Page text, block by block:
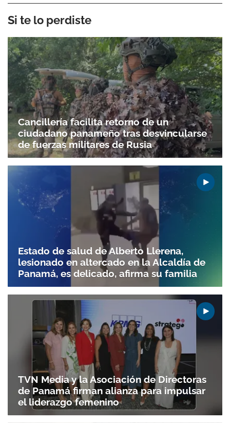
Si te lo perdiste
Cancillería facilita retorno de un
ciudadano panameño tras desvincularse
de fuerzas militares de Rusia
Estado de salud de Alberto Llerena,
lesionado en altercado en la Alcaldía de
Panamá, es delicado, afirma su familia
TVN Media y la Asociación de Directoras
de Panamá firman alianza para impulsar
el liderazgo femenino